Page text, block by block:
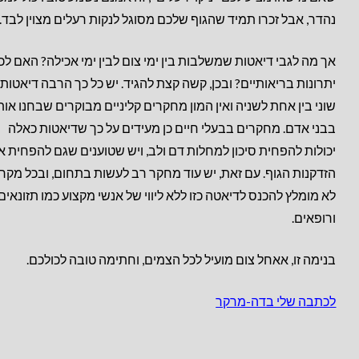
נהדר, אבל זכרו תמיד שהגוף שלכם מסוגל לנקות רעלים מצוין לבד.
אך מה לגבי דיאטות שמשלבות בין ימי צום לבין ימי אכילה? האם
יתרונות בריאותיים? ובכן, קשה קצת להגיד. יש כל כך הרבה
שוני בין אחת לשניה ואין המון מחקרים קליניים מבוקרים שבחנו
בבני אדם. מחקרים בבעלי חיים כן מעידים על כך שדיאטות כאלה
יכולות להפחית סיכון למחלות דם ולב, ויש שטוענים שגם להפחית
הזדקנות הגוף. עם זאת, יש עוד מחקר רב לעשות בתחום, ובכל
לא מומלץ להכנס לדיאטה כזו ללא ליווי של אנשי מקצוע כמו
ורופאים.
בנימה זו, אאחל צום מועיל לכל הצמים, וחתימה טובה לכולכם.
לכתבה שלי בדה-מרקר